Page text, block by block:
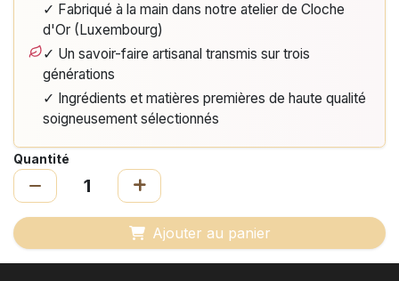
✓ Fabriqué à la main dans notre atelier de Cloche
d'Or (Luxembourg)
✓ Un savoir-faire artisanal transmis sur trois
générations
✓ Ingrédients et matières premières de haute qualité
soigneusement sélectionnés
Quantité
Ajouter au panier